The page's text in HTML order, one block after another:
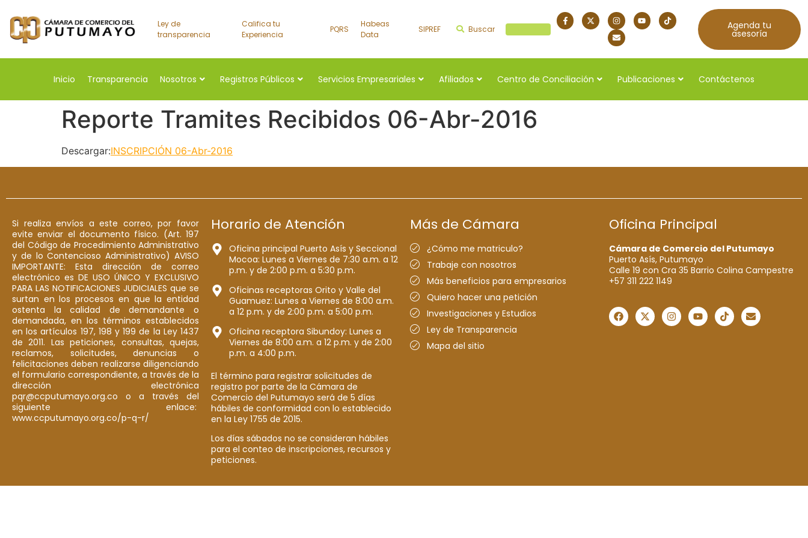
Ley de
transparencia
Califica tu
Experiencia
PQRS
Habeas
Data
SIPREF Buscar Agenda tu
asesoría
Inicio Transparencia Nosotros Registros Públicos Servicios Empresariales Afiliados Centro de Conciliación Publicaciones Contáctenos
Reporte Tramites Recibidos 06-Abr-2016
Descargar:INSCRIPCIÓN 06-Abr-2016
Si realiza envíos a este correo, por favor
evite enviar el documento físico. (Art. 197
del Código de Procedimiento Administrativo
y de lo Contencioso Administrativo) AVISO
IMPORTANTE: Esta dirección de correo
electrónico es DE USO ÚNICO Y EXCLUSIVO
PARA LAS NOTIFICACIONES JUDICIALES que se
surtan en los procesos en que la entidad
ostenta la calidad de demandante o
demandada, en los términos establecidos
en los artículos 197, 198 y 199 de la Ley 1437
de 2011. Las peticiones, consultas, quejas,
reclamos, solicitudes, denuncias o
felicitaciones deben realizarse diligenciando
el formulario correspondiente, a través de la
dirección electrónica
pqr@ccputumayo.org.co o a través del
siguiente enlace:
www.ccputumayo.org.co/p-q-r/
Horario de Atención
Oficina principal Puerto Asís y Seccional
Mocoa: Lunes a Viernes de 7:30 a.m. a 12
p.m. y de 2:00 p.m. a 5:30 p.m.
Oficinas receptoras Orito y Valle del
Guamuez: Lunes a Viernes de 8:00 a.m.
a 12 p.m. y de 2:00 p.m. a 5:00 p.m.
Oficina receptora Sibundoy: Lunes a
Viernes de 8:00 a.m. a 12 p.m. y de 2:00
p.m. a 4:00 p.m.
El término para registrar solicitudes de
registro por parte de la Cámara de
Comercio del Putumayo será de 5 días
hábiles de conformidad con lo establecido
en la Ley 1755 de 2015.
Los días sábados no se consideran hábiles
para el conteo de inscripciones, recursos y
peticiones.
Más de Cámara
¿Cómo me matriculo?
Trabaje con nosotros
Más beneficios para empresarios
Quiero hacer una petición
Investigaciones y Estudios
Ley de Transparencia
Mapa del sitio
Oficina Principal
Cámara de Comercio del Putumayo
Puerto Asís, Putumayo
Calle 19 con Cra 35 Barrio Colina Campestre
+57 311 222 1149